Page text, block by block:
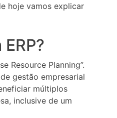
hoje vamos explicar
Resource Planning”.
gestão empresarial
múltiplos
inclusive de um